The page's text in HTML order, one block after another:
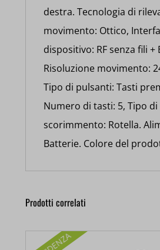
destra. Tecnologia di
movimento: Ottico,
dispositivo: RF senza fili +
Risoluzione movimento:
Tipo di pulsanti: Tasti
Numero di tasti: 5, Tipo di
scorimmento: Rotella.
Batterie. Colore del
Prodotti correlati